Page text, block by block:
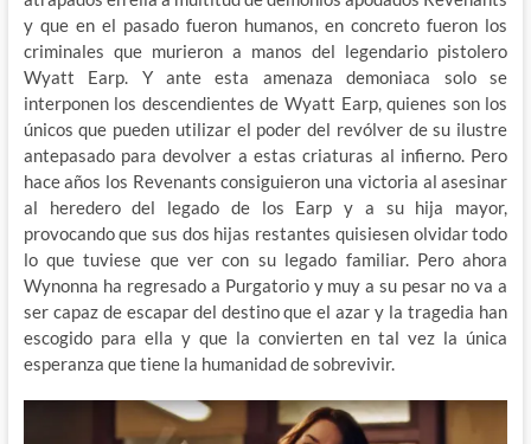
y que en el pasado fueron humanos, en concreto fueron los
criminales que murieron a manos del legendario pistolero
Wyatt Earp. Y ante esta amenaza demoniaca solo se
interponen los descendientes de Wyatt Earp, quienes son los
únicos que pueden utilizar el poder del revólver de su ilustre
antepasado para devolver a estas criaturas al infierno. Pero
hace años los Revenants consiguieron una victoria al asesinar
al heredero del legado de los Earp y a su hija mayor,
provocando que sus dos hijas restantes quisiesen olvidar todo
lo que tuviese que ver con su legado familiar. Pero ahora
Wynonna ha regresado a Purgatorio y muy a su pesar no va a
ser capaz de escapar del destino que el azar y la tragedia han
escogido para ella y que la convierten en tal vez la única
esperanza que tiene la humanidad de sobrevivir.